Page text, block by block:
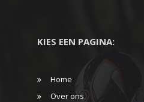
kan
worden
KIES EEN PAGINA:
Home
Over ons